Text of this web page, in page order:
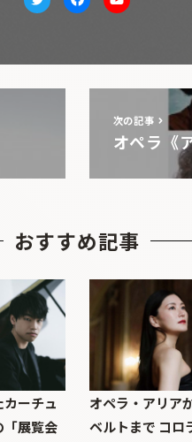
TwitterfacebookYoutube
次の記事
オペラ《
おすすめ記事
ーチュ
「展覧会
オペラ・アリア
ベルトまで コロ